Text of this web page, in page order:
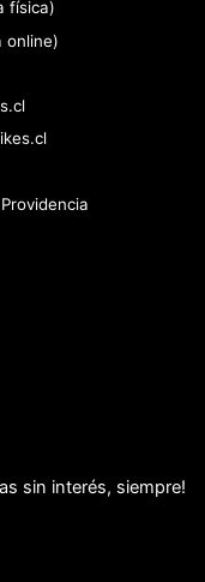
física)
online)
sin interés, siempre!